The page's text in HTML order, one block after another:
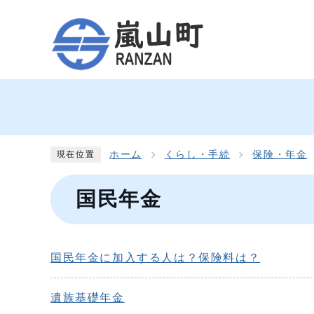
現在位置 ホーム くらし・手続 保険・年金
国民年金
国民年金に加入する人は？保険料は？
遺族基礎年金